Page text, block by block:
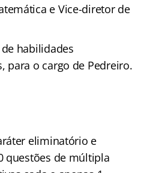
e Vice-diretor de
habilidades
para o cargo de Pedreiro.
eliminatório e
questões de múltipla